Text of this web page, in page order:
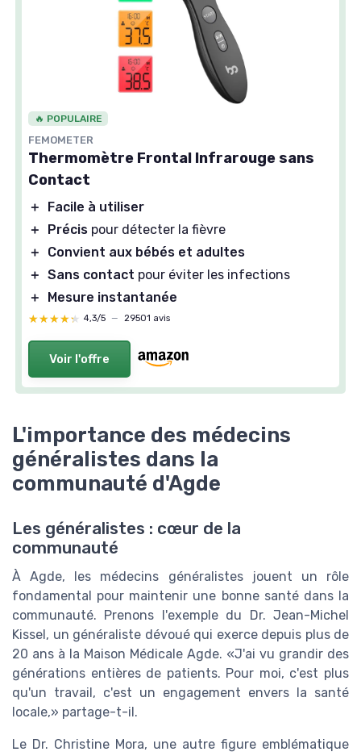
🔥 POPULAIRE
FEMOMETER
Thermomètre Frontal Infrarouge sans
Contact
＋
Facile à utiliser
＋
Précis pour détecter la fièvre
＋
Convient aux bébés et adultes
＋ Sans contact pour éviter les infections
＋
Mesure instantanée
★★★★★
★★★★★ 4,3/5 — 29501 avis
Voir l'offre
L'importance des médecins
généralistes dans la
communauté d'Agde
Les généralistes : cœur de la
communauté
À Agde, les médecins généralistes jouent un rôle
fondamental pour maintenir une bonne santé dans la
communauté. Prenons l'exemple du Dr. Jean-Michel
Kissel, un généraliste dévoué qui exerce depuis plus de
20 ans à la Maison Médicale Agde. «J'ai vu grandir des
générations entières de patients. Pour moi, c'est plus
qu'un travail, c'est un engagement envers la santé
locale,» partage-t-il.
Le Dr. Christine Mora, une autre figure emblématique